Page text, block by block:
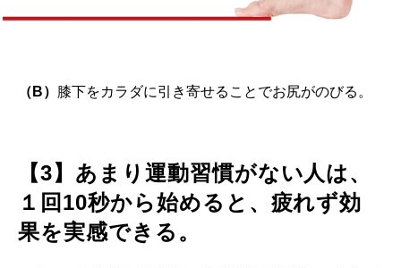
（B） 膝下をカラダに引き寄せることでお尻がのびる。
【3】あまり運動習慣がない人は、
１回10秒から始めると、疲れず効
果を実感できる。